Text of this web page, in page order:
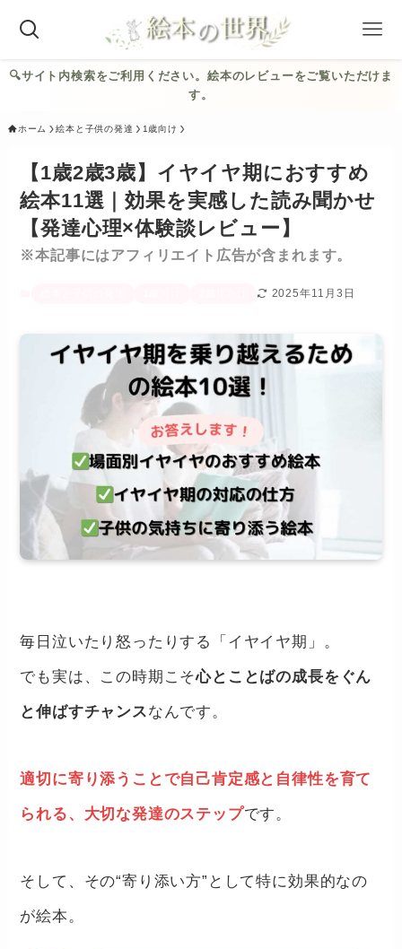
🔍︎サイト内検索をご利用ください。絵本のレビューをご覧いただけま
す。
ホーム 絵本と子供の発達 1歳向け
【1歳2歳3歳】イヤイヤ期におすすめ
絵本11選｜効果を実感した読み聞かせ
【発達心理×体験談レビュー】
※本記事にはアフィリエイト広告が含まれます。
2025年11月3日
毎日泣いたり怒ったりする「イヤイヤ期」。
でも実は、この時期こそ心とことばの成長をぐん
と伸ばすチャンスなんです。
適切に寄り添うことで自己肯定感と自律性を育て
られる、大切な発達のステップです。
そして、その“寄り添い方”として特に効果的なの
が絵本。